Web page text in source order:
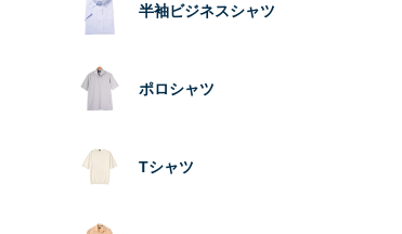
半袖ビジネスシャツ
ポロシャツ
Tシャツ